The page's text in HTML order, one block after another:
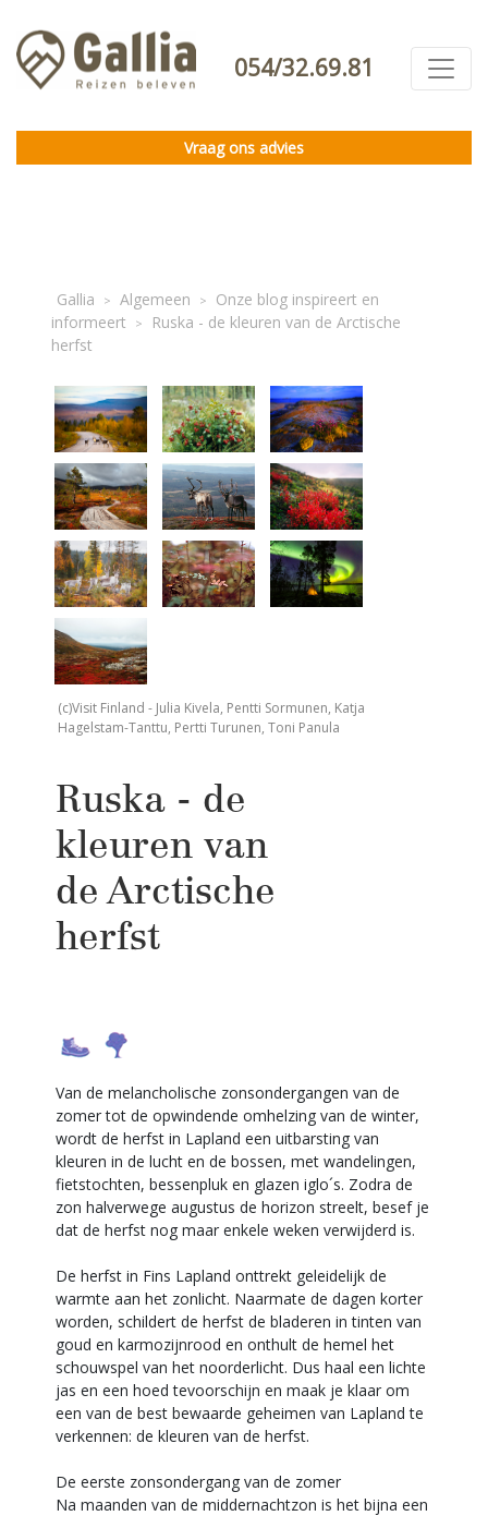
054/32.69.81
Vraag ons advies
Gallia > Algemeen >
Onze blog inspireert en
informeert
>
Ruska - de kleuren van de Arctische
herfst
(c)Visit Finland - Julia Kivela, Pentti Sormunen, Katja
Hagelstam-Tanttu, Pertti Turunen, Toni Panula
Ruska - de
kleuren van
de Arctische
herfst
Van de melancholische zonsondergangen van de
zomer tot de opwindende omhelzing van de winter,
wordt de herfst in Lapland een uitbarsting van
kleuren in de lucht en de bossen, met wandelingen,
fietstochten, bessenpluk en glazen iglo´s. Zodra de
zon halverwege augustus de horizon streelt, besef je
dat de herfst nog maar enkele weken verwijderd is.
De herfst in Fins Lapland onttrekt geleidelijk de
warmte aan het zonlicht. Naarmate de dagen korter
worden, schildert de herfst de bladeren in tinten van
goud en karmozijnrood en onthult de hemel het
schouwspel van het noorderlicht. Dus haal een lichte
jas en een hoed tevoorschijn en maak je klaar om
een van de best bewaarde geheimen van Lapland te
verkennen: de kleuren van de herfst.
De eerste zonsondergang van de zomer
Na maanden van de middernachtzon is het bijna een